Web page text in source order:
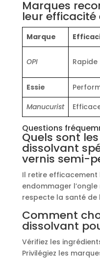
Marques
leur
Marque
OPI Rapide
Essie
Manucurist
Questions
Quels sont
dissolvant
vernis semi-
Il retire efficacement
endommager
respecte la santé de
Comment
dissolvant
Vérifiez les
Privilégiez les